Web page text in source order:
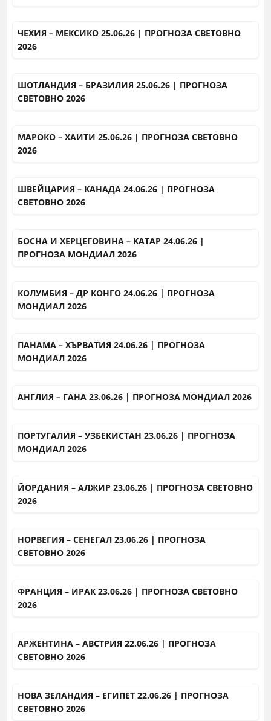
ЧЕХИЯ – МЕКСИКО 25.06.26 | ПРОГНОЗА СВЕТОВНО
2026
ШОТЛАНДИЯ – БРАЗИЛИЯ 25.06.26 | ПРОГНОЗА
СВЕТОВНО 2026
МАРОКО – ХАИТИ 25.06.26 | ПРОГНОЗА СВЕТОВНО
2026
ШВЕЙЦАРИЯ – КАНАДА 24.06.26 | ПРОГНОЗА
СВЕТОВНО 2026
БОСНА И ХЕРЦЕГОВИНА – КАТАР 24.06.26 |
ПРОГНОЗА МОНДИАЛ 2026
КОЛУМБИЯ – ДР КОНГО 24.06.26 | ПРОГНОЗА
МОНДИАЛ 2026
ПАНАМА – ХЪРВАТИЯ 24.06.26 | ПРОГНОЗА
МОНДИАЛ 2026
АНГЛИЯ – ГАНА 23.06.26 | ПРОГНОЗА МОНДИАЛ 2026
ПОРТУГАЛИЯ – УЗБЕКИСТАН 23.06.26 | ПРОГНОЗА
МОНДИАЛ 2026
ЙОРДАНИЯ – АЛЖИР 23.06.26 | ПРОГНОЗА СВЕТОВНО
2026
НОРВЕГИЯ – СЕНЕГАЛ 23.06.26 | ПРОГНОЗА
СВЕТОВНО 2026
ФРАНЦИЯ – ИРАК 23.06.26 | ПРОГНОЗА СВЕТОВНО
2026
АРЖЕНТИНА – АВСТРИЯ 22.06.26 | ПРОГНОЗА
СВЕТОВНО 2026
НОВА ЗЕЛАНДИЯ – ЕГИПЕТ 22.06.26 | ПРОГНОЗА
СВЕТОВНО 2026